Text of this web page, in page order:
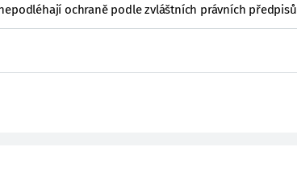
ochraně podle zvláštních právních předpisů